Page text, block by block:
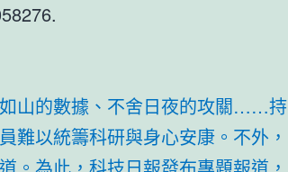
如山的數據、不舍日夜的攻關……持
難以統籌科研與身心安康。不外，